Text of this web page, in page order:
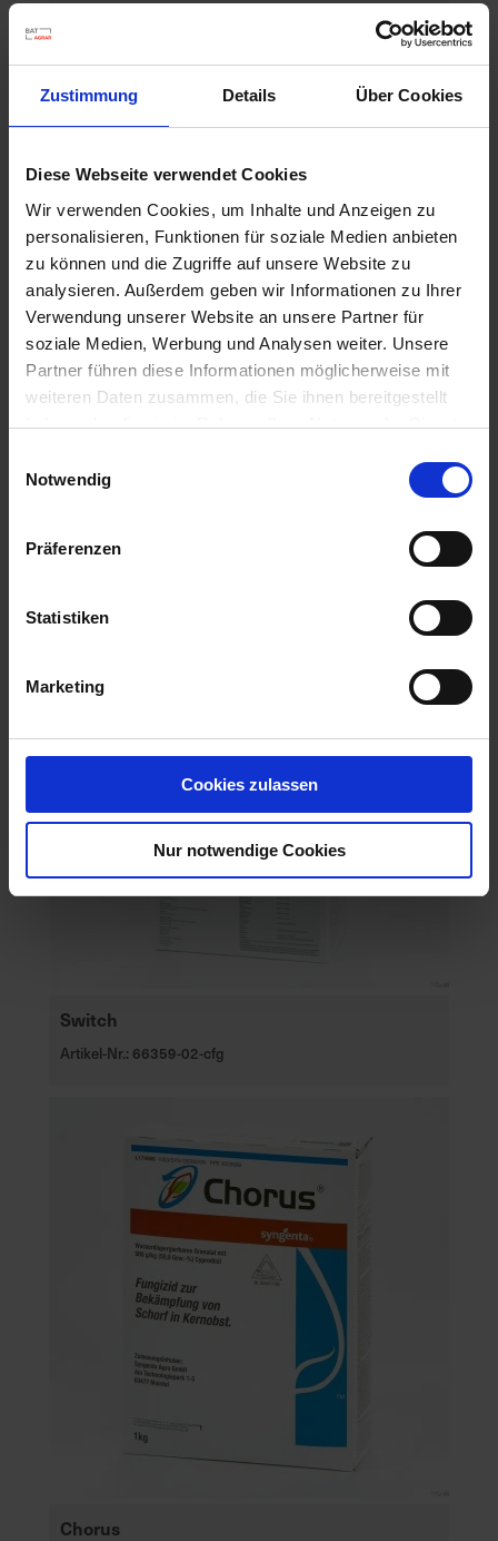
Zustimmung Details Über Cookies
Diese Webseite verwendet Cookies
Wir verwenden Cookies, um Inhalte und Anzeigen zu
personalisieren, Funktionen für soziale Medien anbieten
zu können und die Zugriffe auf unsere Website zu
analysieren. Außerdem geben wir Informationen zu Ihrer
Verwendung unserer Website an unsere Partner für
soziale Medien, Werbung und Analysen weiter. Unsere
Partner führen diese Informationen möglicherweise mit
weiteren Daten zusammen, die Sie ihnen bereitgestellt
haben oder die sie im Rahmen Ihrer Nutzung der Dienste
Notwendig
Präferenzen
Statistiken
Marketing
Cookies zulassen
Nur notwendige Cookies
Artikel-Nr.: 64509-01-cfg
Switch
Artikel-Nr.: 66359-02-cfg
Chorus